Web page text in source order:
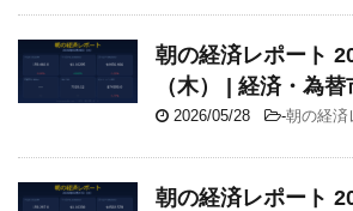
朝の経済レポート
（木） | 経済・為替
2026/05/28 -朝の経済
朝の経済レポート